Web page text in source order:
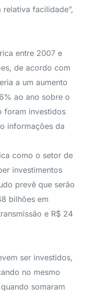
facilidade”,
entre 2007 e
de acordo com
a um aumento
ao ano sobre o
foram investidos
informações da
como o setor de
investimentos
prevê que serão
bilhões em
e R$ 24
ser investidos,
no mesmo
somaram